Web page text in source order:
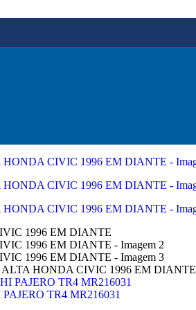
ALTA HONDA CIVIC 1996 EM DIANTE
TR4 MR216031